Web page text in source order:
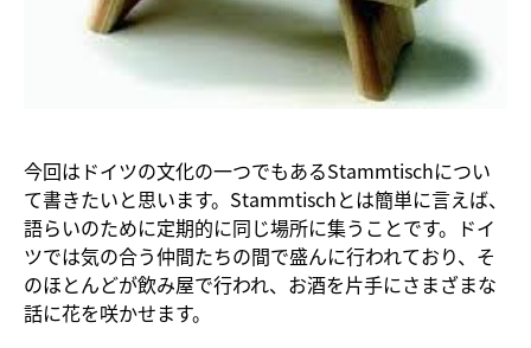
今回はドイツの文化の一つでもあるStammtischについ
て書きたいと思います。Stammtischとは簡単に言えば、
語らいのために定期的に同じ場所に集うことです。ドイ
ツでは気の合う仲間たちの間で盛んに行われており、そ
のほとんどが飲み屋で行われ、お酒を片手にさまざまな
話に花を咲かせます。